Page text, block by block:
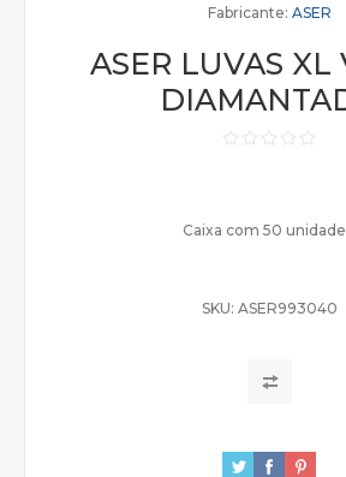
Fabricante: ASER
ASER LUVAS XL
Caixa com 50
SKU: ASER993040